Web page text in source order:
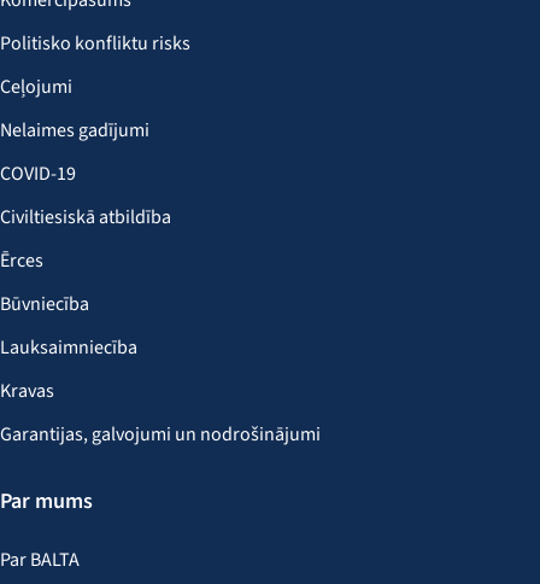
Politisko konfliktu risks
Ceļojumi
Nelaimes gadījumi
COVID-19
Civiltiesiskā atbildība
Ērces
Būvniecība
Lauksaimniecība
Kravas
Garantijas, galvojumi un nodrošinājumi
Par mums
Par BALTA